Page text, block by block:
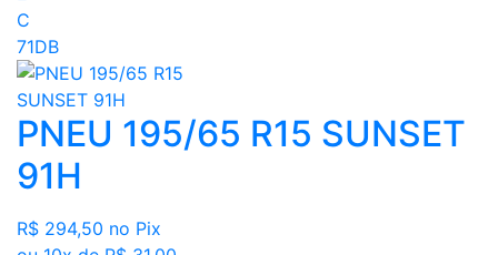
C
71DB
PNEU 195/65 R15 SUNSET
91H
R$ 294,50 no Pix